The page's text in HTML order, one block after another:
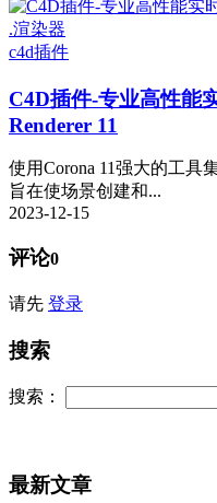
.渲染器
c4d插件
C4D插件-专业高性能
Renderer 11
使用Corona 11强大的工具
旨在使场景创建和...
2023-12-15
评论0
请先 登录
搜索
搜索：
最新文章